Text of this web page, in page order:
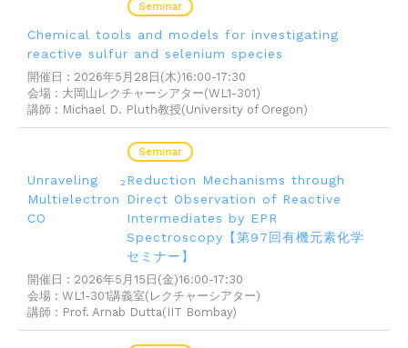
Chemical tools and models for investigating
reactive sulfur and selenium species
開催日 : 2026年5月28日(木)16:00-17:30
会場 : 大岡山レクチャーシアター(WL1-301)
講師 : Michael D. Pluth教授(University of Oregon)
Seminar
Unraveling
Multielectron
CO
2 Reduction Mechanisms through
Direct Observation of Reactive
Intermediates by EPR
Spectroscopy【第97回有機元素化学
セミナー】
開催日 : 2026年5月15日(金)16:00-17:30
会場 : WL1-301講義室(レクチャーシアター)
講師 : Prof. Arnab Dutta(IIT Bombay)
Seminar